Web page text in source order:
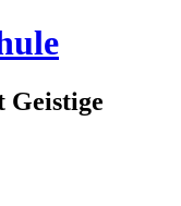
Geistige